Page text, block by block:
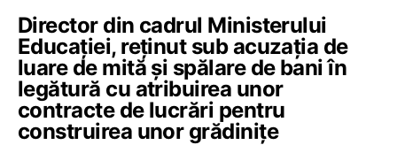
Director din cadrul Ministerului
Educației, reținut sub acuzația de
luare de mită și spălare de bani în
legătură cu atribuirea unor
contracte de lucrări pentru
construirea unor grădinițe